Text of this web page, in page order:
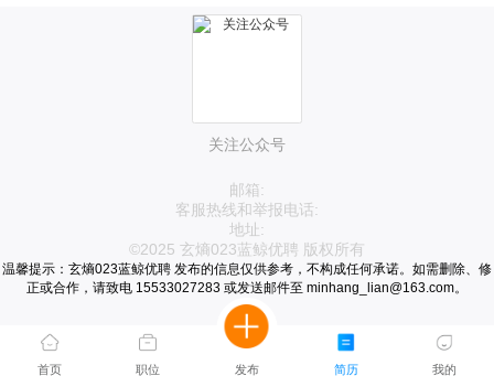
关注公众号
邮箱:
客服热线和举报电话:
地址:
©2025 玄熵023蓝鲸优聘 版权所有
温馨提示：玄熵023蓝鲸优聘 发布的信息仅供参考，不构成任何承诺。如需删除、修
正或合作，请致电 15533027283 或发送邮件至 minhang_lian@163.com。
首页 职位 发布 简历 我的